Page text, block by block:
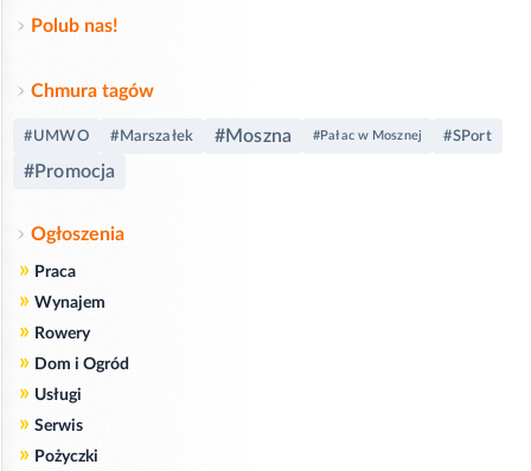
Polub nas!
Chmura tagów
#UMWO #Marszałek #Moszna #Pałac w Mosznej #SPort
#Promocja
Ogłoszenia
» Praca
» Wynajem
» Rowery
» Dom i Ogród
» Usługi
» Serwis
» Pożyczki